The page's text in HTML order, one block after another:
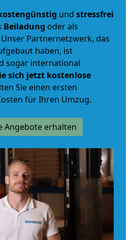
und stressfrei
Beiladung oder als
Unser Partnernetzwerk, das
haben, ist
sogar international
sich jetzt kostenlose
Sie einen ersten
für Ihren Umzug.
Angebote erhalten